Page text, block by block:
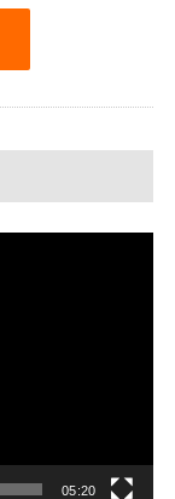
05:20